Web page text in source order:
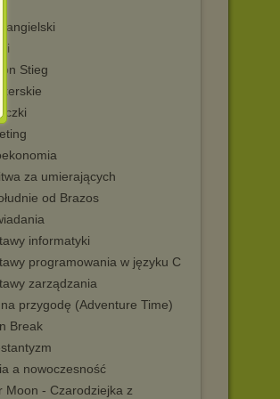
angielski
Stieg
za umierających
od Brazos
informatyki
programowania w języku C
zarządzania
przygodę (Adventure Time)
Break
a nowoczesność
Moon - Czarodziejka z